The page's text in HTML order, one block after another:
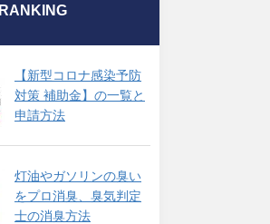
RANKING
【新型コロナ感染予防
対策 補助金】の一覧と
申請方法
灯油やガソリンの臭い
をプロ消臭、臭気判定
士の消臭方法